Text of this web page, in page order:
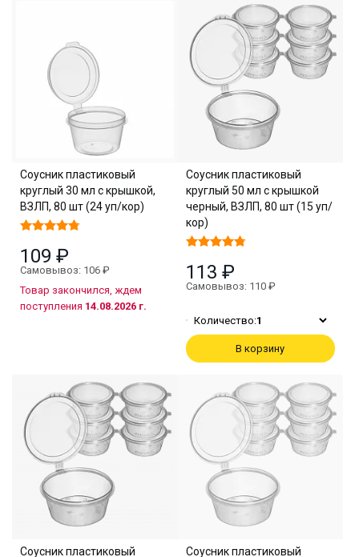
Соусник пластиковый
круглый 30 мл с крышкой,
ВЗЛП, 80 шт (24 уп/кор)
109 ₽
Самовывоз: 106 ₽
Товар закончился, ждем
поступления 14.08.2026 г.
Соусник пластиковый
круглый 50 мл с крышкой
черный, ВЗЛП, 80 шт (15 уп/
кор)
113 ₽
Самовывоз: 110 ₽
Количество:1
В корзину
Соусник пластиковый
Соусник пластиковый